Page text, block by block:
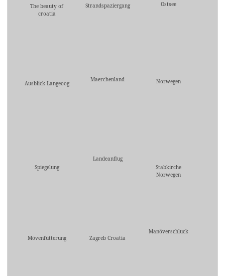
The beauty of
croatia
Strandspaziergang Ostsee
Ausblick Langeoog
Maerchenland Norwegen
Spiegelung
Landeanflug
Stabkirche
Norwegen
Mövenfütterung Zagreb Croatia
Manöverschluck